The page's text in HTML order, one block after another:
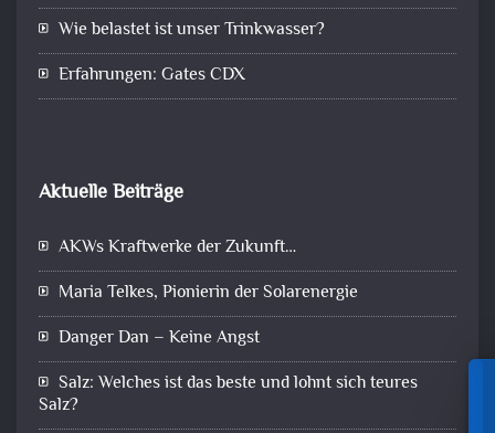
Wie belastet ist unser Trinkwasser?
Erfahrungen: Gates CDX
Aktuelle Beiträge
AKWs Kraftwerke der Zukunft…
Maria Telkes, Pionierin der Solarenergie
Danger Dan – Keine Angst
Salz: Welches ist das beste und lohnt sich teures
Salz?